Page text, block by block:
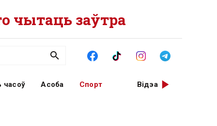
чытаць заўтра
часоў Асоба Спорт Відэа